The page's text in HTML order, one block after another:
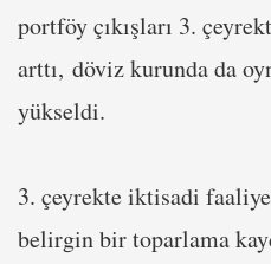
portföy çıkışları 3.
arttı, döviz kurunda da
yükseldi.
3. çeyrekte iktisadi
belirgin bir toparlama